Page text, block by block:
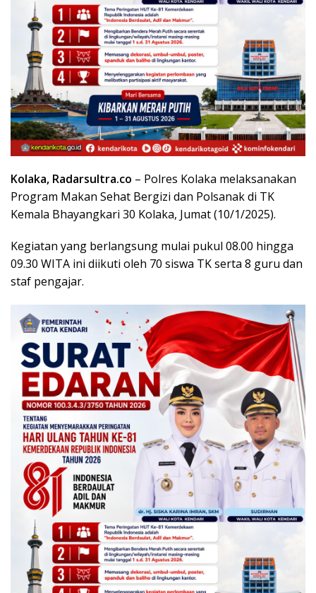
Kolaka, Radarsultra.co – Polres Kolaka melaksanakan
Program Makan Sehat Bergizi dan Polsanak di TK
Kemala Bhayangkari 30 Kolaka, Jumat (10/1/2025).
Kegiatan yang berlangsung mulai pukul 08.00 hingga
09.30 WITA ini diikuti oleh 70 siswa TK serta 8 guru dan
staf pengajar.